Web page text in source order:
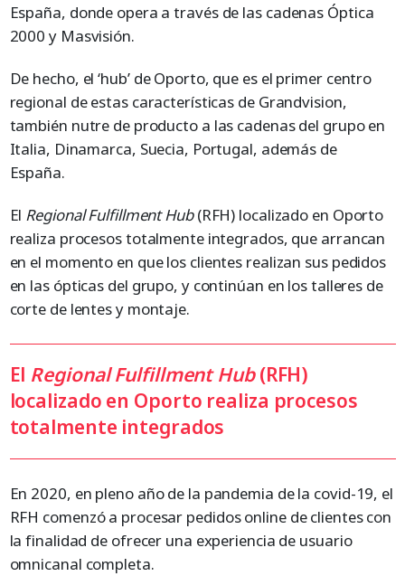
España, donde opera a través de las cadenas Óptica
2000 y Masvisión.
De hecho, el ‘hub’ de Oporto, que es el primer centro
regional de estas características de Grandvision,
también nutre de producto a las cadenas del grupo en
Italia, Dinamarca, Suecia, Portugal, además de
España.
El Regional Fulfillment Hub(RFH) localizado en Oporto
realiza procesos totalmente integrados, que arrancan
en el momento en que los clientes realizan sus pedidos
en las ópticas del grupo, y continúan en los talleres de
corte de lentes y montaje.
El Regional Fulfillment Hub(RFH)
localizado en Oporto realiza procesos
totalmente integrados
En 2020, en pleno año de la pandemia de la covid-19, el
RFH comenzó a procesar pedidos online de clientes con
la finalidad de ofrecer una experiencia de usuario
omnicanal completa.